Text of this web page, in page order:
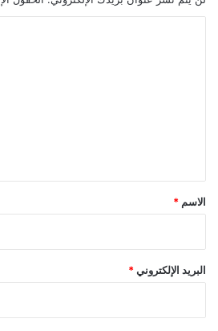
*
الاسم *
البريد الإلكتروني *